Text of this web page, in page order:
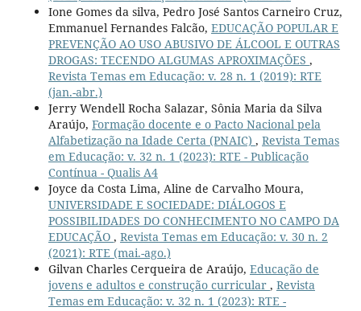
Ione Gomes da silva, Pedro José Santos Carneiro Cruz,
Emmanuel Fernandes Falcão, EDUCAÇÃO POPULAR E
PREVENÇÃO AO USO ABUSIVO DE ÁLCOOL E OUTRAS
DROGAS: TECENDO ALGUMAS APROXIMAÇÕES ,
Revista Temas em Educação: v. 28 n. 1 (2019): RTE
(jan.-abr.)
Jerry Wendell Rocha Salazar, Sônia Maria da Silva
Araújo, Formação docente e o Pacto Nacional pela
Alfabetização na Idade Certa (PNAIC) , Revista Temas
em Educação: v. 32 n. 1 (2023): RTE - Publicação
Contínua - Qualis A4
Joyce da Costa Lima, Aline de Carvalho Moura,
UNIVERSIDADE E SOCIEDADE: DIÁLOGOS E
POSSIBILIDADES DO CONHECIMENTO NO CAMPO DA
EDUCAÇÃO , Revista Temas em Educação: v. 30 n. 2
(2021): RTE (mai.-ago.)
Gilvan Charles Cerqueira de Araújo, Educação de
jovens e adultos e construção curricular , Revista
Temas em Educação: v. 32 n. 1 (2023): RTE -